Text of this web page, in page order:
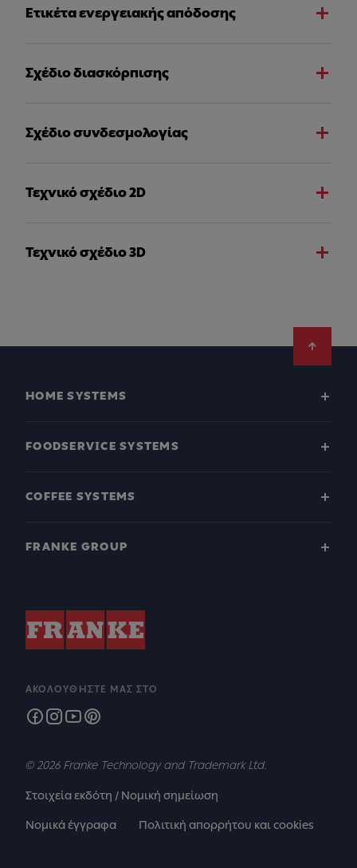
Ετικέτα ενεργειακής απόδοσης
Σχέδιο διασκόρπισης
Σχέδιο συνδεσμολογίας
Τεχνικό σχέδιο 2D
Τεχνικό σχέδιο 3D
HOME SYSTEMS
FOODSERVICE SYSTEMS
COFFEE SYSTEMS
FRANKE GROUP
ΑΚΟΛΟΥΘΉΣΤΕ ΜΑΣ ΣΤΟ
© 2026 Franke Technology and Trademark Ltd.
Στοιχεία εκδότη / Νομική σημείωση
Νομικά έγγραφα Πολιτική απορρήτου και cookies